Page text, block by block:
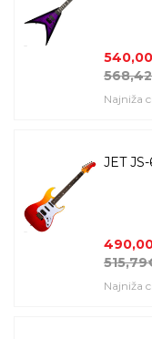
Najniža
JET
Najniža